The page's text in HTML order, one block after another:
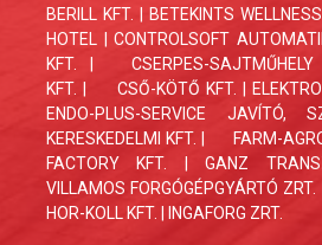
BERILL KFT. | BETEKINTS
HOTEL | CONTROLSOFT
KFT. |
CSERPES-
KFT.|
CSŐ-KÖTŐ KFT. |
ENDO-PLUS-SERVICE JAVÍTÓ,
KERESKEDELMI KFT. | FARM-
FACTORY KFT. | GANZ
VILLAMOS FORGÓGÉPGYÁRTÓ ZRT.
HOR-KOLL KFT. | INGAFORG ZRT.